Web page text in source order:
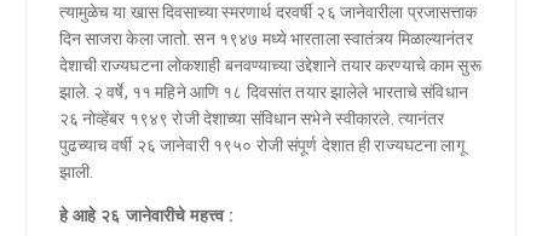
त्यामुळेच या खास दिवसाच्या स्मरणार्थ दरवर्षी २६ जानेवारीला प्रजासत्ताक
दिन साजरा केला जातो. सन १९४७ मध्ये भारताला स्वातंत्र्य मिळाल्यानंतर
देशाची राज्यघटना लोकशाही बनवण्याच्या उद्देशाने तयार करण्याचे काम सुरू
झाले. २ वर्षे, ११ महिने आणि १८ दिवसांत तयार झालेले भारताचे संविधान
२६ नोव्हेंबर १९४९ रोजी देशाच्या संविधान सभेने स्वीकारले. त्यानंतर
पुढच्याच वर्षी २६ जानेवारी १९५० रोजी संपूर्ण देशात ही राज्यघटना लागू
झाली.
हे आहे २६ जानेवारीचे महत्त्व :